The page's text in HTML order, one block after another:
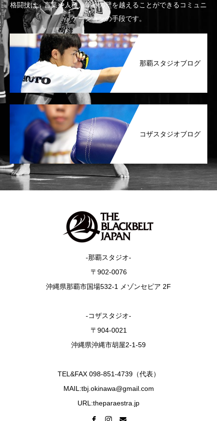
格闘技は、言葉や人種、年齢の壁を越えることができるコミュニ
ケーションの手段です。
那覇スタジオブログ
コザスタジオブログ
-那覇スタジオ-
〒902-0076
沖縄県那覇市国場532-1 メゾンセピア 2F
-コザスタジオ-
〒904-0021
沖縄県沖縄市胡屋2-1-59
TEL&FAX 098-851-4739（代表）
MAIL:tbj.okinawa@gmail.com
URL:theparaestra.jp